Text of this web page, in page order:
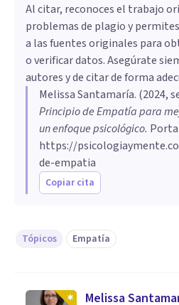
Al citar, reconoces el trabajo
problemas de plagio y
a las fuentes originales para
o verificar datos. Asegúrate
autores y de citar de forma
Melissa Santamaría. (2024,
Principio de Empatía para
un enfoque psicológico.
https://
de-empatia
Copiar cita
Tópicos Empatía
Melissa